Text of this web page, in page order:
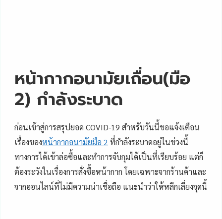
หน้ากากอนามัยเถื่อน(มือ
2) กำลังระบาด
ก่อนเข้าสู่การสรุปยอด COVID-19 สำหรับวันนี้ขอแจ้งเตือน
เรื่องของหน้ากากอนามัยมือ 2 ที่กำลังระบาดอยู่ในช่วงนี้
ทางการได้เข้าล่อซื้อและทำการจับกุมได้เป็นที่เรียบร้อย แต่ก็
ต้องระวังในเรื่องการสั่งซื้อหน้ากาก โดยเฉพาะจากร้านค้าและ
จากออนไลน์ที่ไม่มีความน่าเชื่อถือ แนะนำว่าให้หลีกเลี่ยงจุดนี้